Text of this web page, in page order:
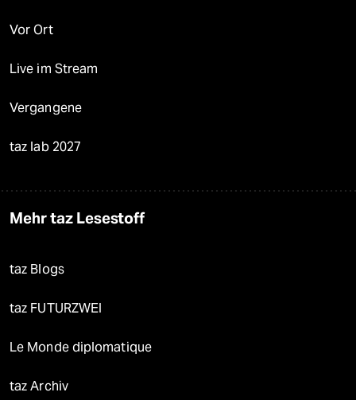
Vor Ort
Live im Stream
Vergangene
taz lab 2027
Mehr taz Lesestoff
taz Blogs
taz FUTURZWEI
Le Monde diplomatique
taz Archiv